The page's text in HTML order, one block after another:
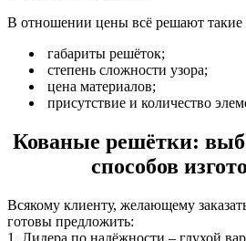
В отношении цены всё решают такие
габариты решёток;
степень сложности узора;
цена материалов;
присутствие и количество
Кованые решётки:
способов
Всякому клиенту, желающему
готовы предложить:
1. Лидера по надёжности – глухой